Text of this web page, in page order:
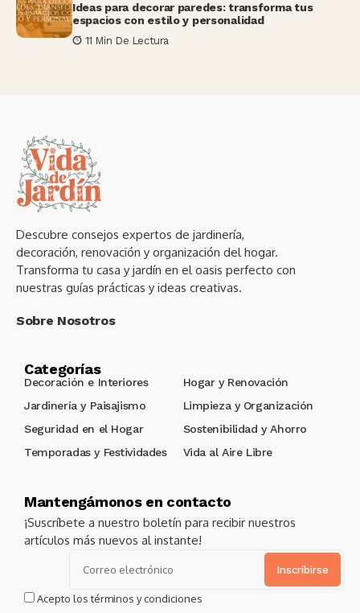
Ideas para decorar paredes: transforma tus
espacios con estilo y personalidad
11 Min De Lectura
Descubre consejos expertos de jardinería,
decoración, renovación y organización del hogar.
Transforma tu casa y jardín en el oasis perfecto con
nuestras guías prácticas y ideas creativas.
Sobre Nosotros
Categorías
Decoración e Interiores
Hogar y Renovación
Jardinería y Paisajismo
Limpieza y Organización
Seguridad en el Hogar
Sostenibilidad y Ahorro
Temporadas y Festividades
Vida al Aire Libre
Mantengámonos en contacto
¡Suscríbete a nuestro boletín para recibir nuestros
artículos más nuevos al instante!
Acepto los términos y condiciones